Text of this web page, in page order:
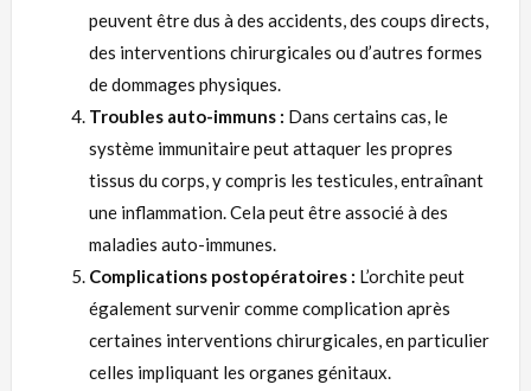
peuvent être dus à des accidents, des coups directs,
des interventions chirurgicales ou d’autres formes
de dommages physiques.
Troubles auto-immuns : Dans certains cas, le
système immunitaire peut attaquer les propres
tissus du corps, y compris les testicules, entraînant
une inflammation. Cela peut être associé à des
maladies auto-immunes.
Complications postopératoires : L’orchite peut
également survenir comme complication après
certaines interventions chirurgicales, en particulier
celles impliquant les organes génitaux.